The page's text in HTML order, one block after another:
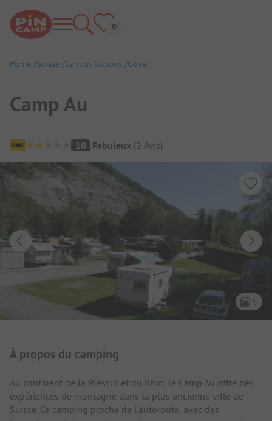
Home Suisse Canton Grisons Coire
Camp Au
Aperçu du camping
10 Fabuleux (2 Avis)
5
Présentation du camping
À propos du camping
Au confluent de la Plessur et du Rhin, le Camp Au offre des
expériences de montagne dans la plus ancienne ville de
Suisse. Ce camping proche de l'autoroute, avec des